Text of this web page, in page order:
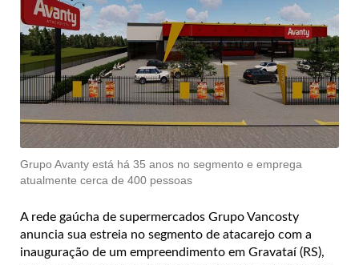
Grupo Avanty está há 35 anos no segmento e emprega
atualmente cerca de 400 pessoas
A rede gaúcha de supermercados Grupo Vancosty
anuncia sua estreia no segmento de atacarejo com a
inauguração de um empreendimento em Gravataí (RS),